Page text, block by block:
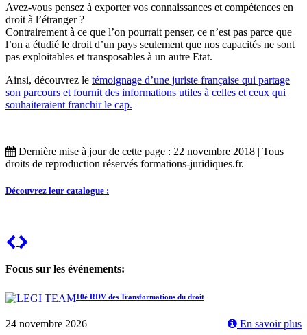
Avez-vous pensez à exporter vos connaissances et compétences en
droit à l’étranger ?
Contrairement à ce que l’on pourrait penser, ce n’est pas parce que
l’on a étudié le droit d’un pays seulement que nos capacités ne sont
pas exploitables et transposables à un autre Etat.
Ainsi, découvrez le témoignage d’une juriste française qui partage
son parcours et fournit des informations utiles à celles et ceux qui
souhaiteraient franchir le cap.
Dernière mise à jour de cette page : 22 novembre 2018 | Tous
droits de reproduction réservés formations-juridiques.fr.
Découvrez leur catalogue :
Previous
Focus sur les événements:
10è RDV des Transformations du droit
24 novembre 2026 En savoir plus